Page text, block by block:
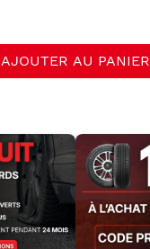
AJOUTER AU PANIER